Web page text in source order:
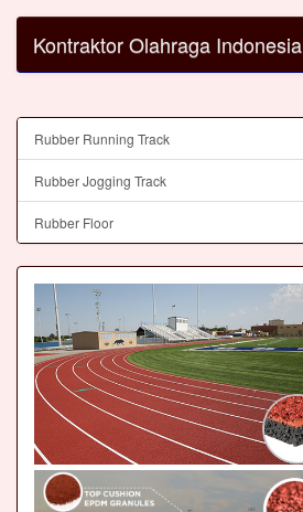
Kontraktor Olahraga Indonesia
Rubber Running Track
Rubber Jogging Track
Rubber Floor